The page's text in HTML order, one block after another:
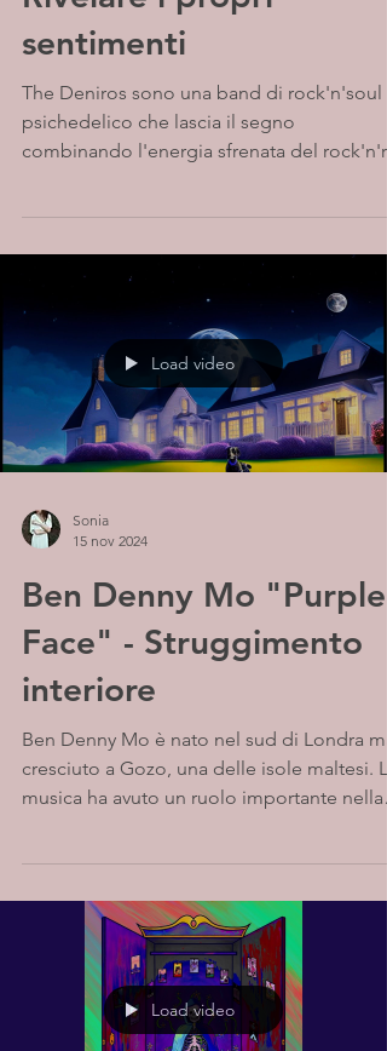
sentimenti
The Deniros sono una band di rock'n'soul
psichedelico che lascia il segno
combinando l'energia sfrenata del
Load video
Sonia
15 nov 2024
Ben Denny Mo "Purple
Face" - Struggimento
interiore
Ben Denny Mo è nato nel sud di Londra ma
cresciuto a Gozo, una delle isole maltesi. La
musica ha avuto un ruolo importante nella
Load video